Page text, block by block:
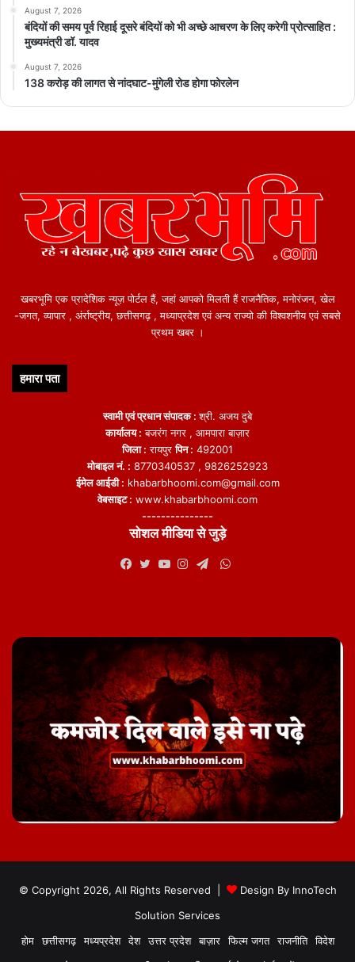
August 7, 2026
बंदियों की समय पूर्व रिहाई दूसरे बंदियों को भी अच्छे आचरण के लिए करेगी प्रोत्साहित :
मुख्यमंत्री डॉ. यादव
August 7, 2026
138 करोड़ की लागत से नांदघाट-मुंगेली रोड होगा फोरलेन
खबरभूमि एक प्रादेशिक न्यूज़ पोर्टल हैं, जहां आपको मिलती हैं राजनैतिक, मनोरंजन, खेल
-जगत, व्यापार , अंर्राष्ट्रीय, छत्तीसगढ़ , मध्याप्रदेश एवं अन्य राज्यो की विश्वशनीय एवं सबसे
प्रथम खबर ।
हमारा पता
स्वामी एवं प्रधान संपादक :श्री. अजय दुबे
कार्यालय : बजरंग नगर , आमपारा बाज़ार
जिला : रायपुरपिन : 492001
मोबाइल नं. : 8770340537 , 9826252923
ईमेल आईडी : khabarbhoomi.com@gmail.com
वेबसाइट : www.khabarbhoomi.com
---------------
सोशल मीडिया से जुड़े
WhatsApp
© Copyright 2026, All Rights Reserved | Design By InnoTech
Solution Services
होम
छत्तीसगढ़ मध्यप्रदेश देश उत्तर प्रदेश बाज़ार फिल्म जगत राजनीति
विदेश